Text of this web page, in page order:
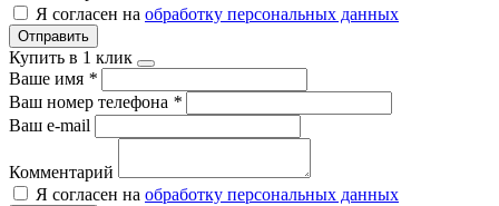
Я согласен на обработку персональных данных
Отправить
Купить в 1 клик
Ваше имя *
Ваш номер телефона *
Ваш e-mail
Комментарий
Я согласен на обработку персональных данных